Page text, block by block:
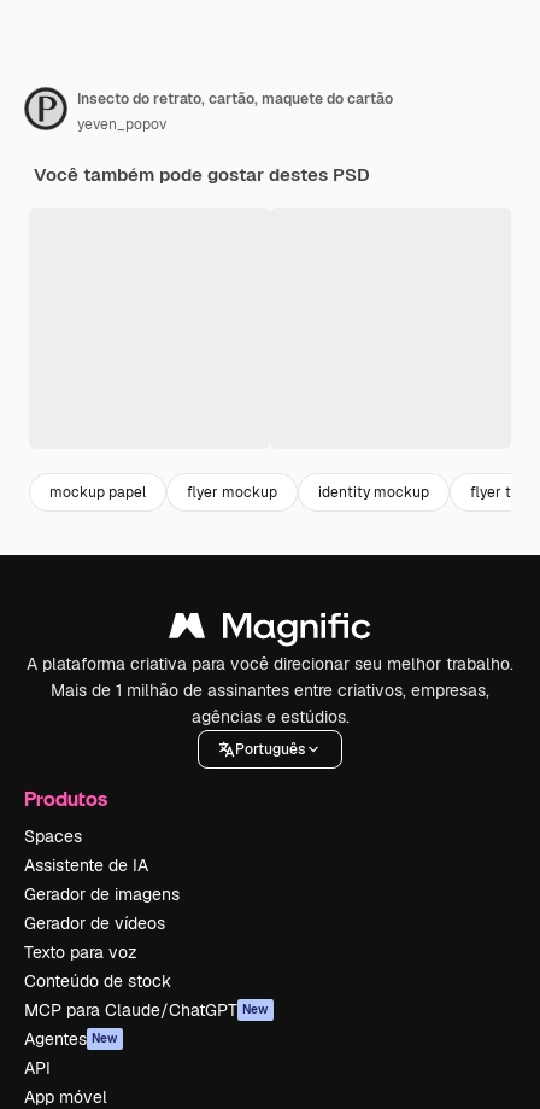
Insecto do retrato, cartão, maquete do cartão
yeven_popov
Você também pode gostar destes PSD
mockup papel flyer mockup identity mockup flyer
A plataforma criativa para você direcionar seu melhor trabalho.
Mais de 1 milhão de assinantes entre criativos, empresas,
agências e estúdios.
Português
Produtos
Spaces
Assistente de IA
Gerador de imagens
Gerador de vídeos
Texto para voz
Conteúdo de stock
MCP para Claude/ChatGPT New
Agentes New
API
App móvel